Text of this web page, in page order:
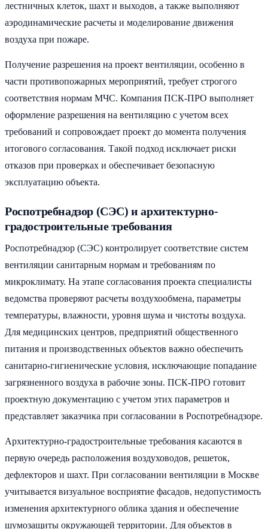
лестничных клеток, шахт и выходов, а также выполняют
аэродинамические расчеты и моделирование движения
воздуха при пожаре.
Получение разрешения на проект вентиляции, особенно в
части противопожарных мероприятий, требует строгого
соответствия нормам МЧС. Компания ПСК-ПРО выполняет
оформление разрешения на вентиляцию с учетом всех
требований и сопровождает проект до момента получения
итогового согласования. Такой подход исключает риски
отказов при проверках и обеспечивает безопасную
эксплуатацию объекта.
Роспотребнадзор (СЭС) и архитектурно-
градостроительные требования
Роспотребнадзор (СЭС) контролирует соответствие систем
вентиляции санитарным нормам и требованиям по
микроклимату. На этапе согласования проекта специалисты
ведомства проверяют расчеты воздухообмена, параметры
температуры, влажности, уровня шума и чистоты воздуха.
Для медицинских центров, предприятий общественного
питания и производственных объектов важно обеспечить
санитарно-гигиенические условия, исключающие попадание
загрязненного воздуха в рабочие зоны. ПСК-ПРО готовит
проектную документацию с учетом этих параметров и
представляет заказчика при согласовании в Роспотребнадзоре.
Архитектурно-градостроительные требования касаются в
первую очередь расположения воздуховодов, решеток,
дефлекторов и шахт. При согласовании вентиляции в Москве
учитывается визуальное восприятие фасадов, недопустимость
изменения архитектурного облика здания и обеспечение
шумозащиты окружающей территории. Для объектов в